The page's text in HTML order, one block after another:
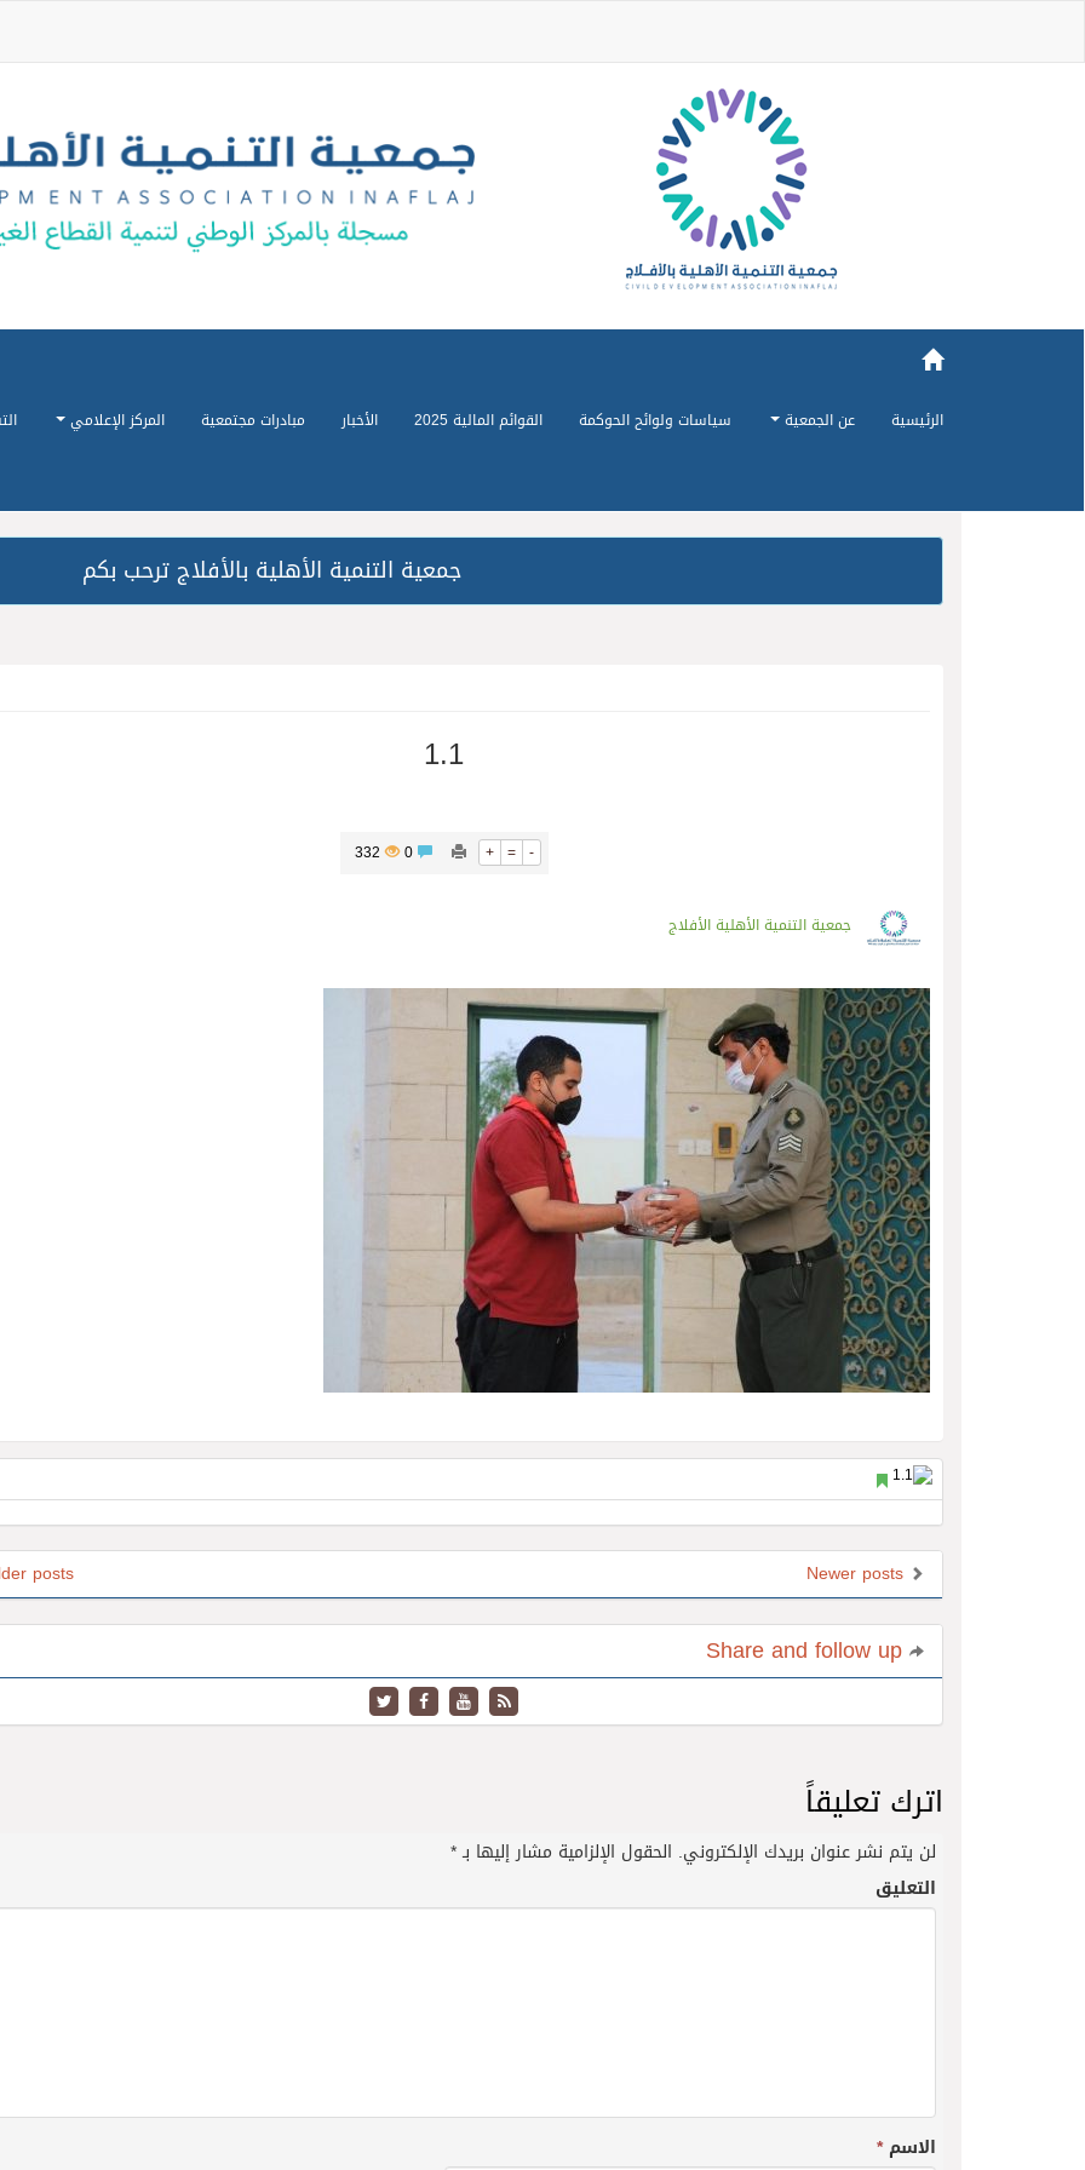
الرئيسية عن الجمعية سياسات ولوائح الحوكمة القوائم المالية 2025 الأخبار مبادرات مجتمعية المركز الإعلامي
جمعية التنمية الأهلية بالأفلاج ترحب بكم
1.1
+ = -
0
332
جمعية التنمية الأهلية الأفلاج
posts
اترك تعليقاً
لن يتم نشر عنوان بريدك الإلكتروني. الحقول الإلزامية مشار إليها بـ*
التعليق
الاسم*